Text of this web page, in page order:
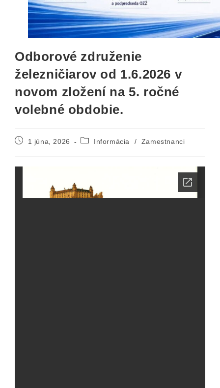
Odborové združenie
železničiarov od 1.6.2026 v
novom zložení na 5. ročné
volebné obdobie.
1 júna, 2026 Informácia / Zamestnanci